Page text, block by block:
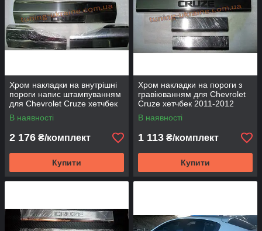
Хром накладки на внутрішні
пороги напис штампуванням
для Chevrolet Cruze хетчбек
2011-2012
В наявності
2 176 ₴/комплект
Купити
Хром накладки на пороги з
гравіюванням для Chevrolet
Cruze хетчбек 2011-2012
В наявності
1 113 ₴/комплект
Купити